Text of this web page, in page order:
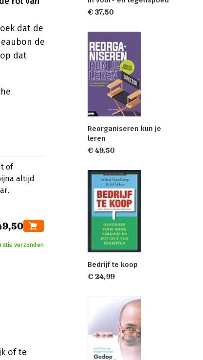
dat de
de
dat
of
altijd
verzonden
of te
€ 37,50
Reorganiseren kun je
leren
€ 49,50
Bedrijf te koop
€ 24,99